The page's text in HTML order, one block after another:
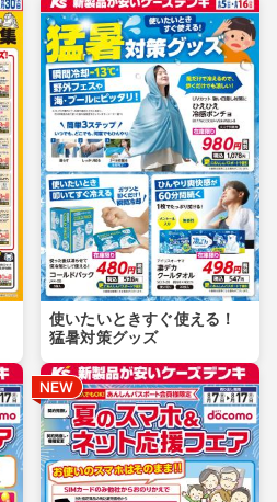
使いたいときすぐ使える！
猛暑対策グッズ